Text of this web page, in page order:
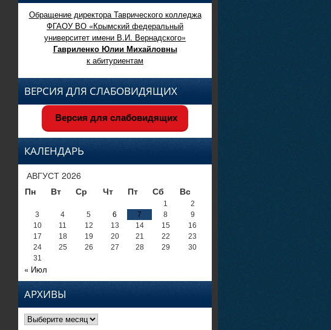
Обращение директора Таврического колледжа
ФГАОУ ВО «Крымский федеральный
университет имени В.И. Вернадского»
Гавриленко Юлии Михайловны
к абитуриентам
ВЕРСИЯ ДЛЯ СЛАБОВИДЯЩИХ
Версия для слабовидящих
КАЛЕНДАРЬ
АВГУСТ 2026
Пн
Вт Ср Чт Пт Сб Вс
1
2
3
4 5 6 7 8
9
10
11 12 13 14 15
16
17
18 19 20 21 22
23
24
25 26 27 28 29
30
31
« Июл
АРХИВЫ
Архивы